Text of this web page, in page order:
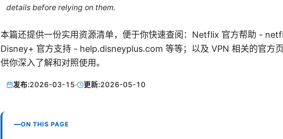
details before relying on them.
本篇还提供一份实用资源清单，便于你快速查阅：Netflix 官方帮助 -
Disney+ 官方支持 - help.disneyplus.com 等等；以及 VPN 相关的官方
供你深入了解和对照使用。
发布:2026-03-15· 更新:2026-05-10
ON THIS PAGE